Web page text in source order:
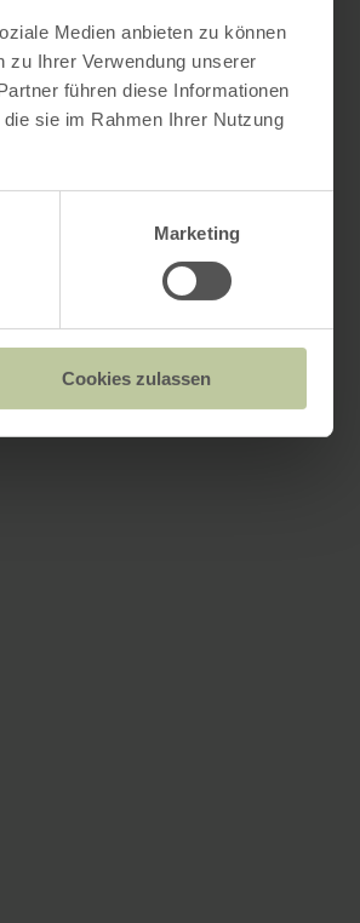
Medien anbieten zu können
zu Ihrer Verwendung unserer
führen diese Informationen
sie im Rahmen Ihrer Nutzung
Marketing
Cookies zulassen